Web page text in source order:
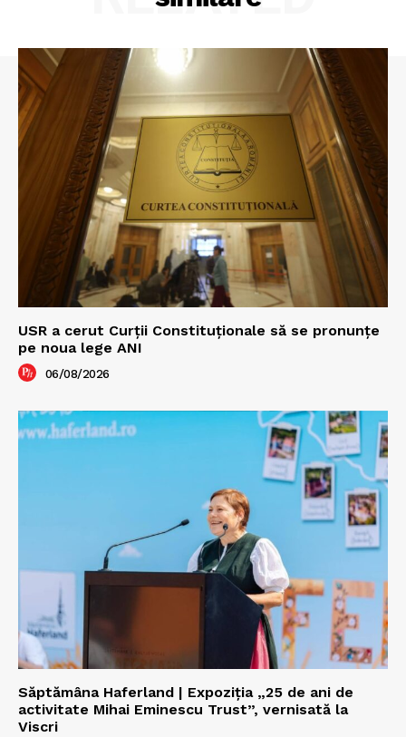
USR a cerut Curții Constituționale să se pronunțe
pe noua lege ANI
06/08/2026
Săptămâna Haferland | Expoziţia „25 de ani de
activitate Mihai Eminescu Trust”, vernisată la
Viscri